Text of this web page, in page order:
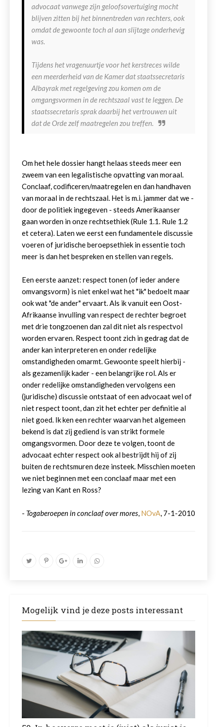
advocaat vanwege zijn geloofsovertuiging mocht
blijven zitten bij het binnentreden van rechters, ook
omdat de gewoonte toch al aan slijtage onderhevig
was.
Tijdens het vragenuurtje voor het kerstreces wilde
een meerderheid van de Kamer dat staatssecretaris
Albayrak met regelgeving zou komen om de
omgangsvormen in de rechtszaal vast te leggen. De
staatssecretaris sprak daarbij het vertrouwen uit
dat de Orde zelf maatregelen zou treffen.
Om het hele dossier hangt helaas steeds meer een
zweem van een legalistische opvatting van moraal.
Conclaaf, codificeren/maatregelen en dan handhaven
van moraal in de rechtszaal. Het is m.i. jammer dat we -
door de politiek ingegeven - steeds Amerikaanser
gaan worden in onze rechtsethiek (Rule 1.1. Rule 1.2
et cetera). Laten we eerst een fundamentele discussie
voeren of juridische beroepsethiek in essentie toch
meer is dan het bespreken en stellen van regels.
Een eerste aanzet: respect tonen (of ieder andere
omvangsvorm) is niet enkel wat het "ik" bedoelt maar
ook wat "de ander" ervaart. Als ik vanuit een Oost-
Afrikaanse invulling van respect de rechter begroet
met drie tongzoenen dan zal dit niet als respectvol
worden ervaren. Respect toont zich in gedrag dat de
ander kan interpreteren en onder redelijke
omstandigheden omarmt. Gewoonte speelt hierbij -
als gezamenlijk kader - een belangrijke rol. Als er
onder redelijke omstandigheden vervolgens een
(juridische) discussie ontstaat of een advocaat wel of
niet respect toont, dan zit het echter per definitie al
niet goed. Ik ken een rechter waarvan het algemeen
bekend is dat zij gediend is van strikt formele
omgangsvormen. Door deze te volgen, toont de
advocaat echter respect ook al bestrijdt hij of zij
buiten de rechtsmuren deze insteek. Misschien moeten
we niet beginnen met een conclaaf maar met een
lezing van Kant en Ross?
- Togaberoepen in conclaaf over mores, NOvA, 7-1-2010
Mogelijk vind je deze posts interessant